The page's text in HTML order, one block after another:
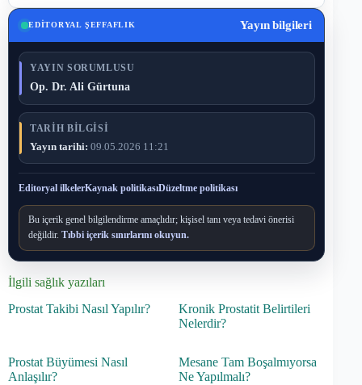
EDITORYAL ŞEFFAFLIK Yayın bilgileri
YAYIN SORUMLUSU
Op. Dr. Ali Gürtuna
TARIH BILGISI
Yayın tarihi: 09.05.2026 11:21
Editoryal ilkelerKaynak politikasıDüzeltme politikası
Bu içerik genel bilgilendirme amaçlıdır; kişisel tanı veya tedavi önerisi
değildir. Tıbbi içerik sınırlarını okuyun.
İlgili sağlık yazıları
Prostat Takibi Nasıl Yapılır?
Kronik Prostatit Belirtileri
Nelerdir?
Prostat Büyümesi Nasıl
Anlaşılır?
Mesane Tam Boşalmıyorsa
Ne Yapılmalı?